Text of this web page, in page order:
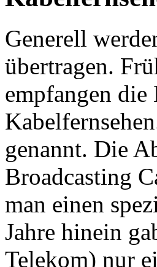
Generell
übertragen.
empfangen die
genannt. Die
Broadcasting
man einen
Jahre hinein
Telekom) nur